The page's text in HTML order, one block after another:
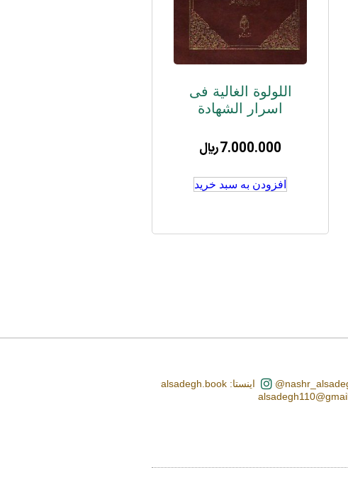
اللولوة الغالیة فی
اسرار الشهادة
7.000.000﷼
افزودن به سبد خرید
اینستا: alsadegh.book